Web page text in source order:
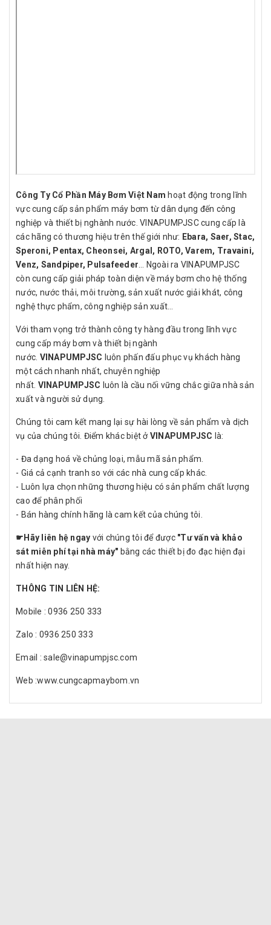
Công Ty Cổ Phần Máy Bơm Việt Nam hoạt động trong lĩnh
vực cung cấp sản phẩm máy bơm từ dân dụng đến công
nghiệp và thiết bị nghành nước. VINAPUMPJSC cung cấp là
các hãng có thương hiệu trên thế giới như: Ebara, Saer, Stac,
Speroni, Pentax, Cheonsei, Argal, ROTO, Varem, Travaini,
Venz, Sandpiper, Pulsafeeder … Ngoài ra VINAPUMPJSC
còn cung cấp giải pháp toàn diện về máy bơm cho hệ thống
nước, nước thải, môi trường, sản xuất nước giải khát, công
nghệ thực phẩm, công nghiệp sản xuất…
Với tham vọng trở thành công ty hàng đầu trong lĩnh vực
cung cấp máy bơm và thiết bị ngành
nước. VINAPUMPJSC luôn phấn đấu phục vụ khách hàng
một cách nhanh nhất, chuyên nghiệp
nhất. VINAPUMPJSC luôn là cầu nối vững chắc giữa nhà sản
xuất và người sử dụng.
Chúng tôi cam kết mang lại sự hài lòng về sản phẩm và dịch
vụ của chúng tôi. Điểm khác biệt ởVINAPUMPJSC là:
- Đa dạng hoá về chủng loại, mẫu mã sản phẩm.
- Giá cả cạnh tranh so với các nhà cung cấp khác.
- Luôn lựa chọn những thương hiệu có sản phẩm chất lượng
cao để phân phối
- Bán hàng chính hãng là cam kết của chúng tôi.
☛ Hãy liên hệ ngay với chúng tôi để được "Tư vấn và khảo
sát miễn phí tại nhà máy" bằng các thiết bị đo đạc hiện đại
nhất hiện nay.
THÔNG TIN LIÊN HỆ:
Mobile : 0936 250 333
Zalo : 0936 250 333
Email : sale@vinapumpjsc.com
Web :www.cungcapmaybom.vn